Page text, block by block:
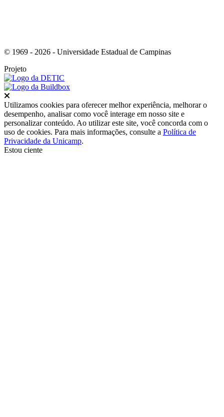
© 1969 - 2026 - Universidade Estadual de Campinas
Projeto
Utilizamos cookies para oferecer melhor experiência, melhorar o
desempenho, analisar como você interage em nosso site e
personalizar conteúdo. Ao utilizar este site, você concorda com o
uso de cookies. Para mais informações, consulte a Política de
Privacidade da Unicamp.
Estou ciente